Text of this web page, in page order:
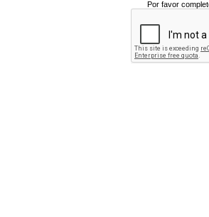
Por favor